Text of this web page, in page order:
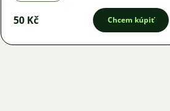
50 Kč Chcem kúpiť